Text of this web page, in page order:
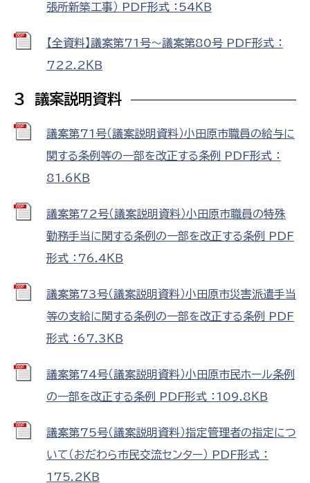
張所新築工事） PDF形式 ：54ＫＢ
【全資料】議案第71号～議案第80号 PDF形式 ：
722.2ＫＢ
３ 議案説明資料
議案第71号（議案説明資料）小田原市職員の給与に
関する条例等の一部を改正する条例 PDF形式 ：
81.6ＫＢ
議案第72号（議案説明資料）小田原市職員の特殊
勤務手当に関する条例の一部を改正する条例 PDF
形式 ：76.4ＫＢ
議案第73号（議案説明資料）小田原市災害派遣手当
等の支給に関する条例の一部を改正する条例 PDF
形式 ：67.3ＫＢ
議案第74号（議案説明資料）小田原市民ホール条例
の一部を改正する条例 PDF形式 ：109.8ＫＢ
議案第75号（議案説明資料）指定管理者の指定につ
いて（おだわら市民交流センター） PDF形式 ：
175.2ＫＢ